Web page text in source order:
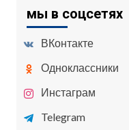
мы в соцсетях
ВКонтакте
Одноклассники
Инстаграм
Telegram